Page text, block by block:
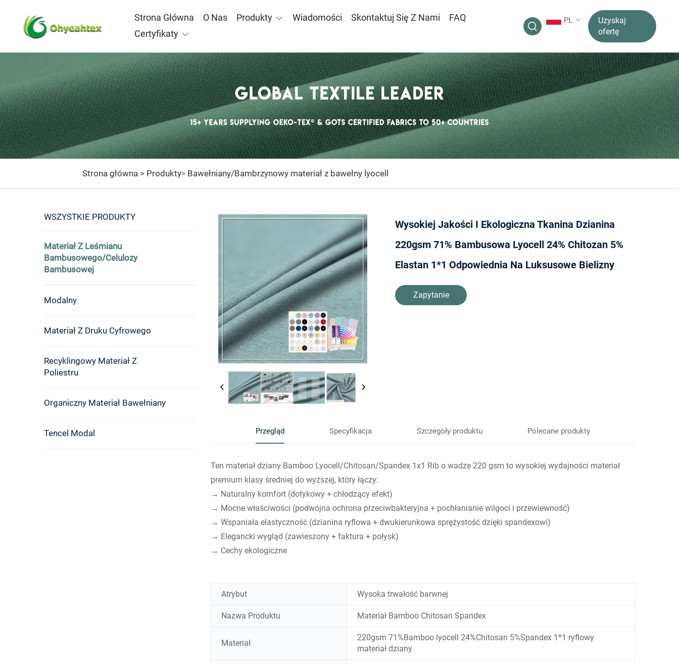
Strona Główna O Nas Produkty Wiadomości Skontaktuj Się Z Nami
FAQ
Certyfikaty
PL
Uzyskaj
ofertę
Strona główna > Produkty> Bawełniany/Bambrzynowy materiał z bawełny lyocell
WSZYSTKIE PRODUKTY
Materiał Z Leśmianu
Bambusowego/celulozy
Bambusowej
Modalny
Materiał Z Druku Cyfrowego
Recyklingowy Materiał Z
Poliestru
Organiczny Materiał Bawełniany
Tencel Modal
Wysokiej Jakości I Ekologiczna Tkanina Dzianina
220gsm 71% Bambusowa Lyocell 24% Chitozan 5%
Elastan 1*1 Odpowiednia Na Luksusowe Bielizny
Zapytanie
Przegląd Specyfikacja Szczegóły produktu Polecane produkty
Ten materiał dziany Bamboo Lyocell/Chitosan/Spandex 1x1 Rib o wadze 220 gsm to wysokiej wydajności materiał
premium klasy średniej do wyższej, który łączy:
→ Naturalny komfort (dotykowy + chłodzący efekt)
→ Mocne właściwości (podwójna ochrona przeciwbakteryjna + pochłanianie wilgoci i przewiewność)
→ Wspaniała elastyczność (dzianina ryflowa + dwukierunkowa sprężystość dzięki spandexowi)
→ Elegancki wygląd (zawieszony + faktura + połysk)
→ Cechy ekologiczne
Atrybut Wysoka trwałość barwnej
Nazwa Produktu Materiał Bamboo Chitosan Spandex
Materiał
220gsm 71%Bamboo lyocell 24%Chitosan 5%Spandex 1*1 ryflowy
materiał dziany